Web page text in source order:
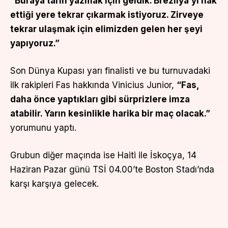
ettiği yere tekrar çıkarmak istiyoruz. Zirveye
tekrar ulaşmak için elimizden gelen her şeyi
yapıyoruz.”
Son Dünya Kupası yarı finalisti ve bu turnuvadaki
ilk rakipleri Fas hakkında Vinicius Junior, “Fas,
daha önce yaptıkları gibi sürprizlere imza
atabilir. Yarın kesinlikle harika bir maç olacak.”
yorumunu yaptı.
Grubun diğer maçında ise Haiti ile İskoçya, 14
Haziran Pazar günü TSİ 04.00’te Boston Stadı’nda
karşı karşıya gelecek.